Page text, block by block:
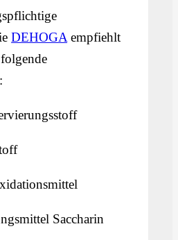
DEHOGA empfiehlt
Saccharin